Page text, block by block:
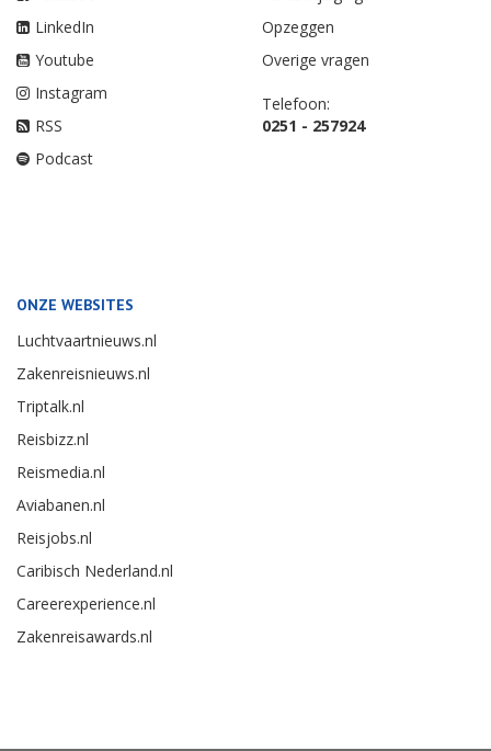
LinkedIn
Youtube
Instagram
RSS
Podcast
Opzeggen
Overige vragen
Telefoon:
0251 - 257924
ONZE WEBSITES
Luchtvaartnieuws.nl
Zakenreisnieuws.nl
Triptalk.nl
Reisbizz.nl
Reismedia.nl
Aviabanen.nl
Reisjobs.nl
Caribisch Nederland.nl
Careerexperience.nl
Zakenreisawards.nl